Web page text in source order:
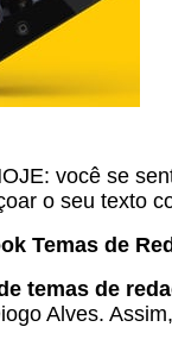
você se
o seu texto
Temas de
temas de
Alves.